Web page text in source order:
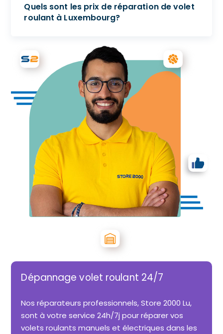
Quels sont les prix de réparation de volet
roulant à Luxembourg?
Dépannage volet roulant 24/7
Nos réparateurs professionnels, Store 2000 Lu,
sont à votre service 24h/7j pour réparer vos
volets roulants manuels et électriques dans les